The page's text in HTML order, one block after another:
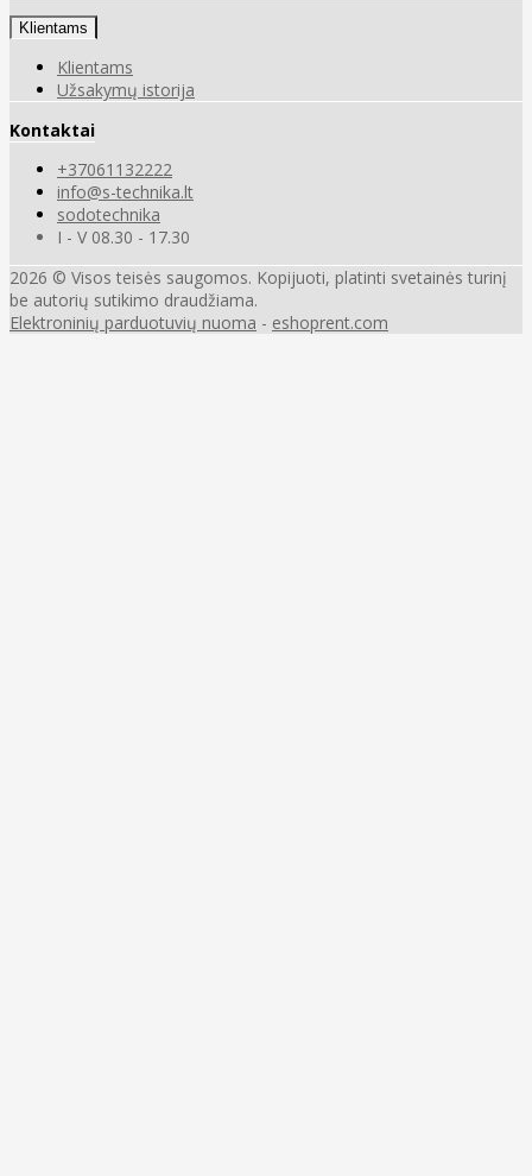
Klientams
Klientams
Užsakymų istorija
Kontaktai
+37061132222
info@s-technika.lt
sodotechnika
I - V 08.30 - 17.30
2026 © Visos teisės saugomos. Kopijuoti, platinti svetainės turinį
be autorių sutikimo draudžiama.
Elektroninių parduotuvių nuoma - eshoprent.com